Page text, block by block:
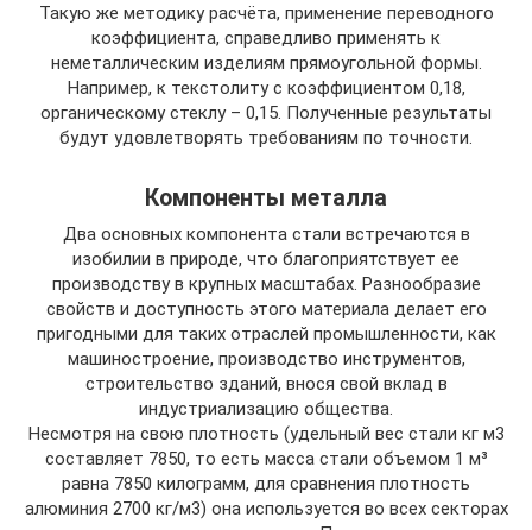
Такую же методику расчёта, применение переводного
коэффициента, справедливо применять к
неметаллическим изделиям прямоугольной формы.
Например, к текстолиту с коэффициентом 0,18,
органическому стеклу – 0,15. Полученные результаты
будут удовлетворять требованиям по точности.
Компоненты металла
Два основных компонента стали встречаются в
изобилии в природе, что благоприятствует ее
производству в крупных масштабах. Разнообразие
свойств и доступность этого материала делает его
пригодными для таких отраслей промышленности, как
машиностроение, производство инструментов,
строительство зданий, внося свой вклад в
индустриализацию общества.
Несмотря на свою плотность (удельный вес стали кг м3
составляет 7850, то есть масса стали объемом 1 м³
равна 7850 килограмм, для сравнения плотность
алюминия 2700 кг/м3) она используется во всех секторах